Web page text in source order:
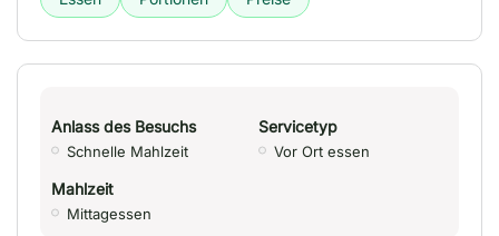
Anlass des Besuchs
Schnelle Mahlzeit
Servicetyp
Vor Ort essen
Mahlzeit
Mittagessen